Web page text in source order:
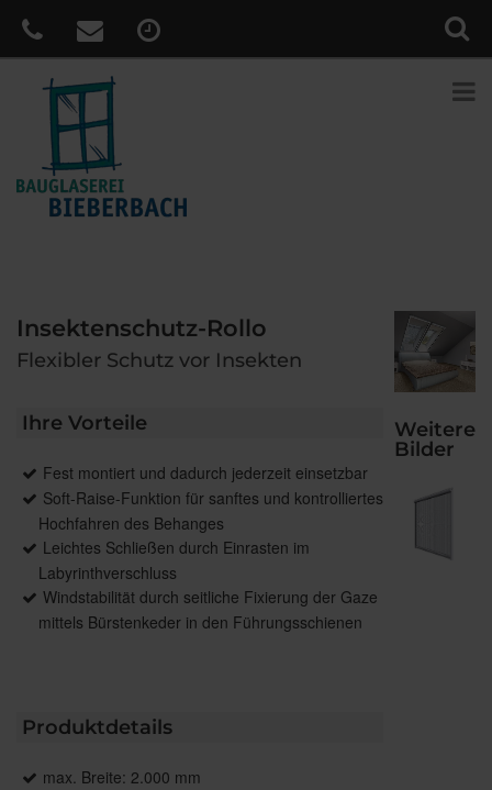
Insektenschutz-Rollo
Flexibler Schutz vor Insekten
Ihre Vorteile
Fest montiert und dadurch jederzeit einsetzbar
Soft-Raise-Funktion für sanftes und kontrolliertes
Hochfahren des Behanges
Leichtes Schließen durch Einrasten im
Labyrinthverschluss
Windstabilität durch seitliche Fixierung der Gaze
mittels Bürstenkeder in den Führungsschienen
Produktdetails
max. Breite: 2.000 mm
Weitere
Bilder